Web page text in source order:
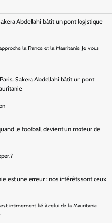
Abdellahi bâtit un pont logistique
la France et la Mauritanie. Je vous
Sakera Abdellahi bâtit un pont
le football devient un moteur de
est une erreur : nos intérêts sont ceux
intimement lié à celui de la Mauritanie